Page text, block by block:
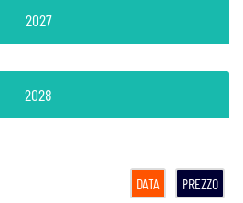
DATA PREZZO
2027
2028